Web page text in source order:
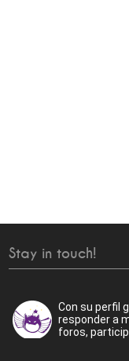
Stay in touch!
Con su perfil
responder a
foros,